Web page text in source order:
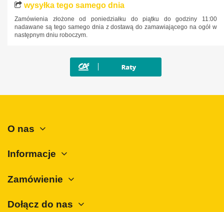
Mini
Mitsubishi
Polestar
SAAB
Seat
SsangYong
wysyłka tego samego dnia
Zamówienia złożone od poniedziałku do piątku do godziny 11:00
nadawane są tego samego dnia z dostawą do zamawiającego na ogół w
następnym dniu roboczym.
O nas
Informacje
Zamówienie
Dołącz do nas